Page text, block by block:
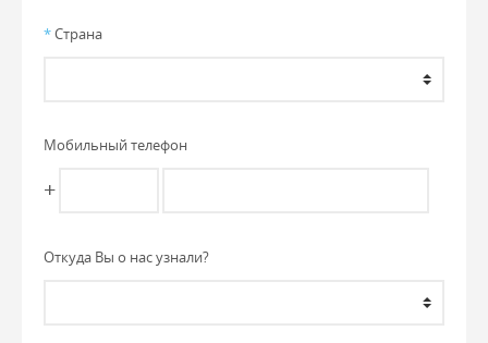
*Страна
Мобильный телефон
+
Откуда Вы о нас узнали?